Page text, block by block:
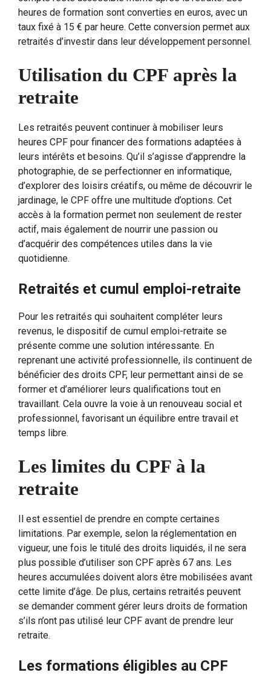
heures de formation sont converties en euros, avec un
taux fixé à 15 € par heure. Cette conversion permet aux
retraités d’investir dans leur développement personnel.
Utilisation du CPF après la
retraite
Les retraités peuvent continuer à mobiliser leurs
heures CPF pour financer des formations adaptées à
leurs intérêts et besoins. Qu’il s’agisse d’apprendre la
photographie, de se perfectionner en informatique,
d’explorer des loisirs créatifs, ou même de découvrir le
jardinage, le CPF offre une multitude d’options. Cet
accès à la formation permet non seulement de rester
actif, mais également de nourrir une passion ou
d’acquérir des compétences utiles dans la vie
quotidienne.
Retraités et cumul emploi-retraite
Pour les retraités qui souhaitent compléter leurs
revenus, le dispositif de cumul emploi-retraite se
présente comme une solution intéressante. En
reprenant une activité professionnelle, ils continuent de
bénéficier des droits CPF, leur permettant ainsi de se
former et d’améliorer leurs qualifications tout en
travaillant. Cela ouvre la voie à un renouveau social et
professionnel, favorisant un équilibre entre travail et
temps libre.
Les limites du CPF à la
retraite
Il est essentiel de prendre en compte certaines
limitations. Par exemple, selon la réglementation en
vigueur, une fois le titulé des droits liquidés, il ne sera
plus possible d’utiliser son CPF après 67 ans. Les
heures accumulées doivent alors être mobilisées avant
cette limite d’âge. De plus, certains retraités peuvent
se demander comment gérer leurs droits de formation
s’ils n’ont pas utilisé leur CPF avant de prendre leur
retraite.
Les formations éligibles au CPF